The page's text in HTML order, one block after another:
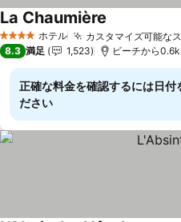
4 ホテルのランク
ホテル カスタマイズ可能な
La Chaumière
8.3 満足 1,523 ビーチから
正確な料金を確認するには日付
ださい